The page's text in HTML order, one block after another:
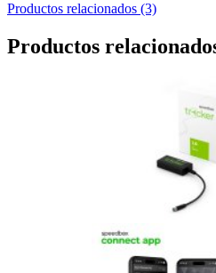
Productos relacionados (3)
Productos